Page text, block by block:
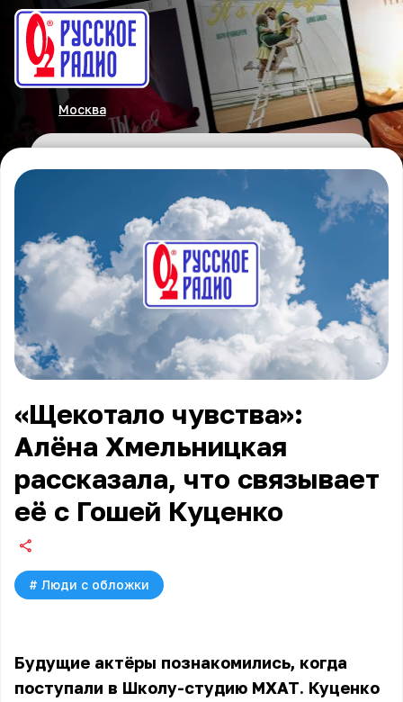
Москва
«Щекотало чувства»:
Алёна Хмельницкая
рассказала, что связывает
её с Гошей Куценко
# Люди с обложки
Будущие актёры познакомились, когда
поступали в Школу-студию МХАТ. Куценко